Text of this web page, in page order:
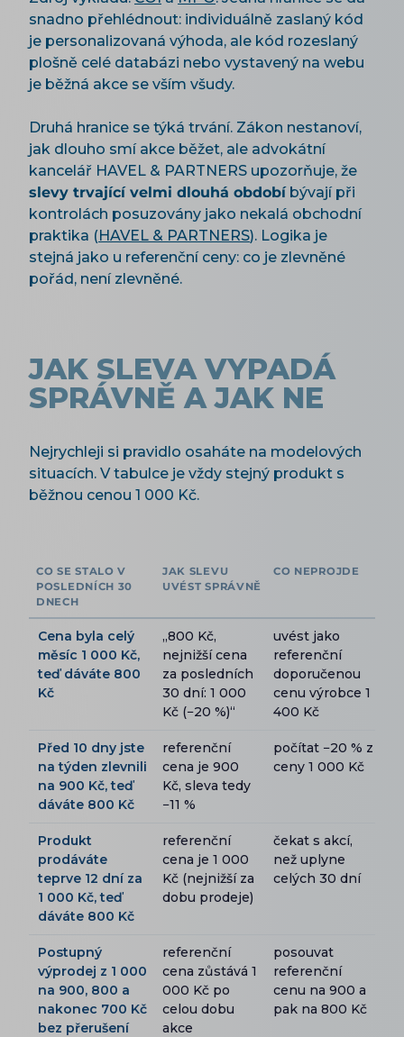
snadno přehlédnout: individuálně zaslaný kód
je personalizovaná výhoda, ale kód rozeslaný
plošně celé databázi nebo vystavený na webu
je běžná akce se vším všudy.
Druhá hranice se týká trvání. Zákon nestanoví,
jak dlouho smí akce běžet, ale advokátní
kancelář HAVEL & PARTNERS upozorňuje, že
slevy trvající velmi dlouhá obdobíbývají při
kontrolách posuzovány jako nekalá obchodní
praktika (HAVEL & PARTNERS). Logika je
stejná jako u referenční ceny: co je zlevněné
pořád, není zlevněné.
JAK SLEVA VYPADÁ
SPRÁVNĚ A JAK NE
Nejrychleji si pravidlo osaháte na modelových
situacích. V tabulce je vždy stejný produkt s
běžnou cenou 1 000 Kč.
CO SE STALO V
POSLEDNÍCH 30
DNECH
JAK SLEVU
UVÉST SPRÁVNĚ
CO NEPROJDE
Cena byla celý
měsíc 1 000 Kč,
teď dáváte 800
Kč
„800 Kč,
nejnižší cena
za posledních
30 dní: 1 000
Kč (−20 %)“
uvést jako
referenční
doporučenou
cenu výrobce 1
400 Kč
Před 10 dny jste
na týden zlevnili
na 900 Kč, teď
dáváte 800 Kč
referenční
cena je 900
Kč, sleva tedy
−11 %
počítat −20 % z
ceny 1 000 Kč
Produkt
prodáváte
teprve 12 dní za
1 000 Kč, teď
dáváte 800 Kč
referenční
cena je 1 000
Kč (nejnižší za
dobu prodeje)
čekat s akcí,
než uplyne
celých 30 dní
Postupný
výprodej z 1 000
na 900, 800 a
nakonec 700 Kč
bez přerušení
referenční
cena zůstává 1
000 Kč po
celou dobu
akce
posouvat
referenční
cenu na 900 a
pak na 800 Kč